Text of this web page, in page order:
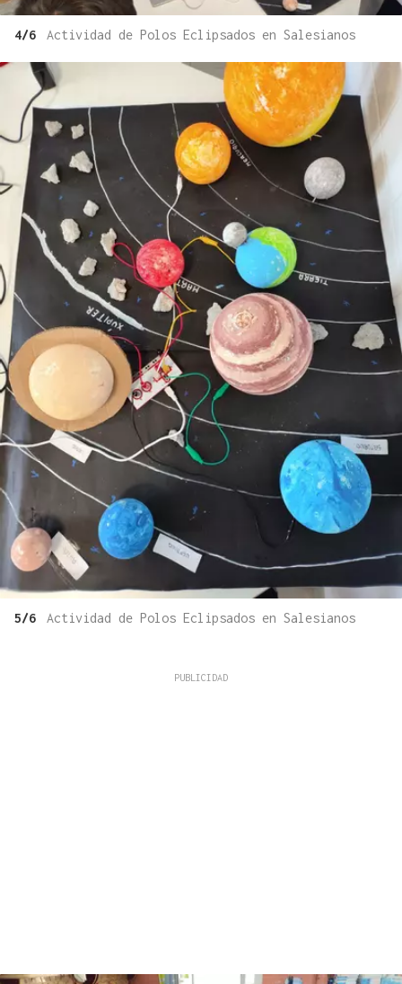
4/6 Actividad de Polos Eclipsados en Salesianos
5/6 Actividad de Polos Eclipsados en Salesianos